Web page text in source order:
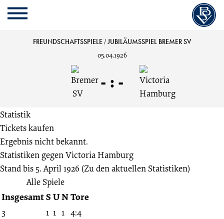
Cookie
Einstellungen
Zum
Inhalt
Cookie
Einstellungen
Kopfbereich
MENU
Bremer
Victoria
Hamburg
:
Jubiläumsspiel
FREUNDSCHAFTSSPIELE / JUBILÄUMSSPIEL BREMER SV
05.04.1926
- : -
Statistik
Tickets kaufen
Ergebnis nicht bekannt.
Statistiken gegenVictoria Hamburg
Stand bis 5. April 1926 (Zu den aktuellen Statistiken)
Alle Spiele
InsgesamtS UNTore
3 1 1 1 4:4